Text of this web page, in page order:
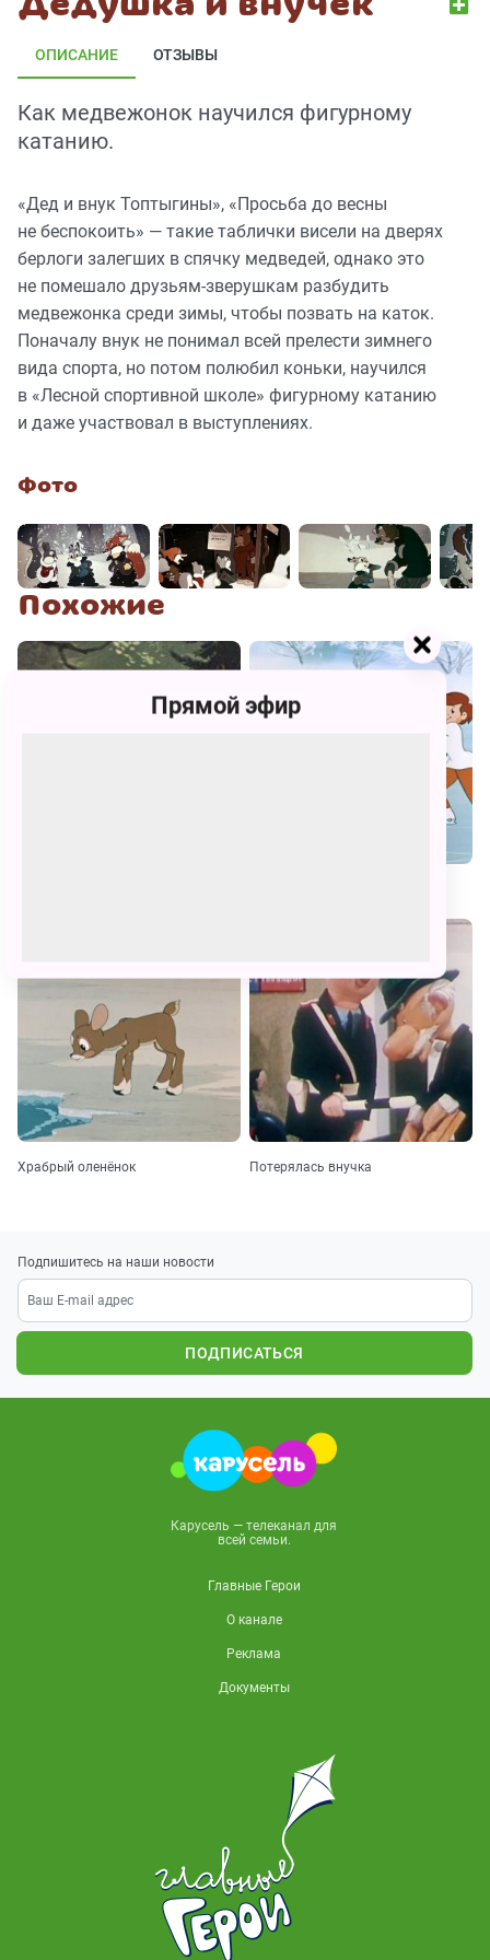
ОПИСАНИЕ ОТЗЫВЫ
Как медвежонок научился фигурному
катанию.
«Дед и внук Топтыгины», «Просьба до весны
не беспокоить» — такие таблички висели на дверях
берлоги залегших в спячку медведей, однако это
не помешало друзьям-зверушкам разбудить
медвежонка среди зимы, чтобы позвать на каток.
Поначалу внук не понимал всей прелести зимнего
вида спорта, но потом полюбил коньки, научился
в «Лесной спортивной школе» фигурному катанию
и даже участвовал в выступлениях.
Фото
Похожие
Храбрый оленёнок Потерялась внучка
Подпишитесь на наши новости
ПОДПИСАТЬСЯ
Карусель — телеканал для
всей семьи.
Главные Герои
О канале
Реклама
Документы
Прямой эфир